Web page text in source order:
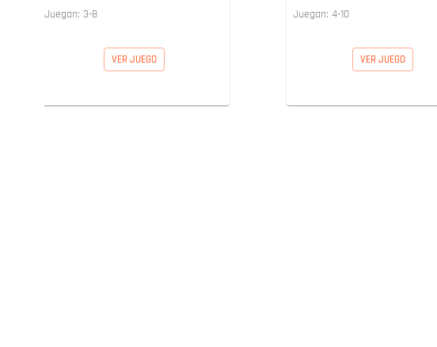
Juegan: 3-8
VER JUEGO
Juegan: 4-10
VER JUEGO